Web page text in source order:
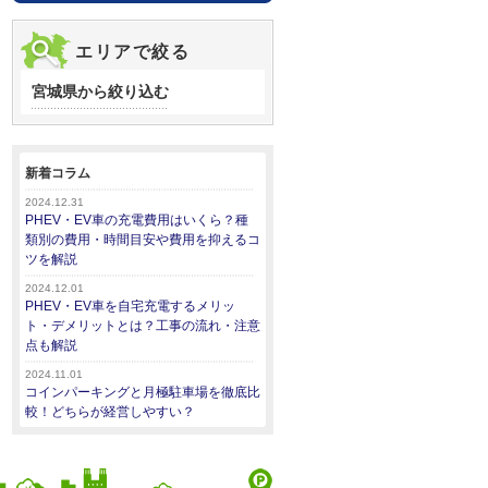
エリアで絞る
宮城県から絞り込む
新着コラム
2024.12.31
PHEV・EV車の充電費用はいくら？種
類別の費用・時間目安や費用を抑えるコ
ツを解説
2024.12.01
PHEV・EV車を自宅充電するメリッ
ト・デメリットとは？工事の流れ・注意
点も解説
2024.11.01
コインパーキングと月極駐車場を徹底比
較！どちらが経営しやすい？